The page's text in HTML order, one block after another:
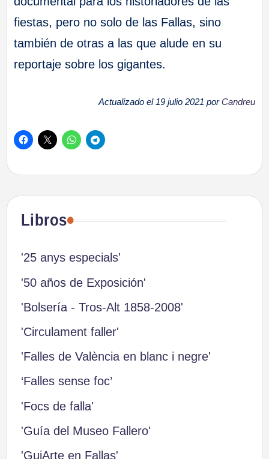
fiestas, pero no solo de las Fallas, sino
también de otras a las que alude en su
reportaje sobre los gigantes.
Actualizado el 19 julio 2021 porCandreu
Libros
'25 anys especials'
'50 años de Exposición'
'Bolsería - Tros-Alt 1858-2008'
'Circulament faller'
'Falles de València en blanc i negre'
‘Falles sense foc’
'Focs de falla'
'Guía del Museo Fallero'
'GuiArte en Fallas'